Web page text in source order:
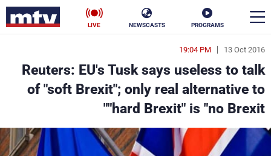
PROGRAMS
NEWSCASTS
LIVE
13 Oct 2016
19:04 PM
Reuters: EU's Tusk says useless to talk
of "soft Brexit"; only real alternative to
"hard Brexit" is "no Brexit"
en
الأخبار
سياسة ناس
إقتصاد فن